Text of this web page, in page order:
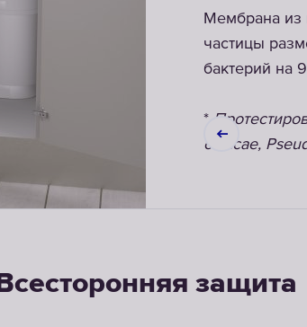
Мембрана из
частицы
бактерий на
*
cloacae,
Всесторонняя защита